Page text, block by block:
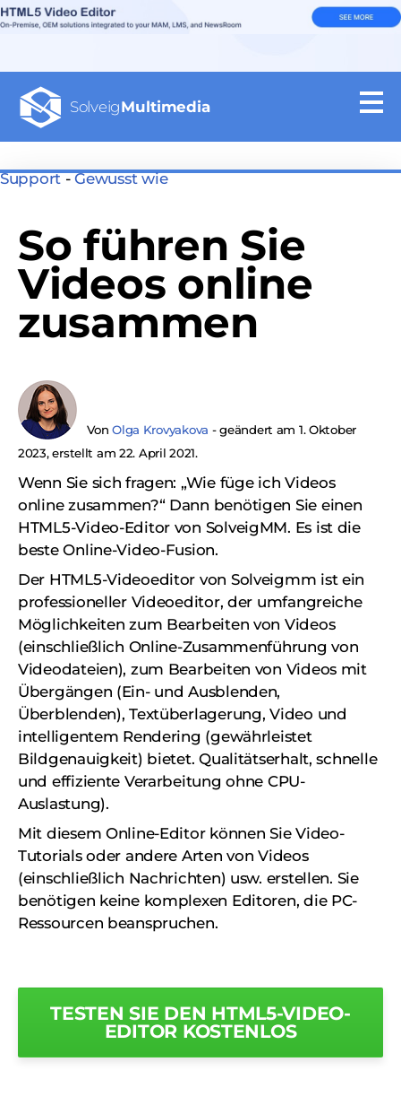
SolveigMultimedia
Support-Gewusst wie
So führen Sie
Videos online
zusammen
VonOlga Krovyakova -geändert am 1. Oktober
2023, erstellt am22. April 2021.
Wenn Sie sich fragen: „Wie füge ich Videos
online zusammen?“ Dann benötigen Sie einen
HTML5-Video-Editor von SolveigMM. Es ist die
beste Online-Video-Fusion.
Der HTML5-Videoeditor von Solveigmm ist ein
professioneller Videoeditor, der umfangreiche
Möglichkeiten zum Bearbeiten von Videos
(einschließlich Online-Zusammenführung von
Videodateien), zum Bearbeiten von Videos mit
Übergängen (Ein- und Ausblenden,
Überblenden), Textüberlagerung, Video und
intelligentem Rendering (gewährleistet
Bildgenauigkeit) bietet. Qualitätserhalt, schnelle
und effiziente Verarbeitung ohne CPU-
Auslastung).
Mit diesem Online-Editor können Sie Video-
Tutorials oder andere Arten von Videos
(einschließlich Nachrichten) usw. erstellen. Sie
benötigen keine komplexen Editoren, die PC-
Ressourcen beanspruchen.
TESTEN SIE DEN HTML5-VIDEO-
EDITOR KOSTENLOS